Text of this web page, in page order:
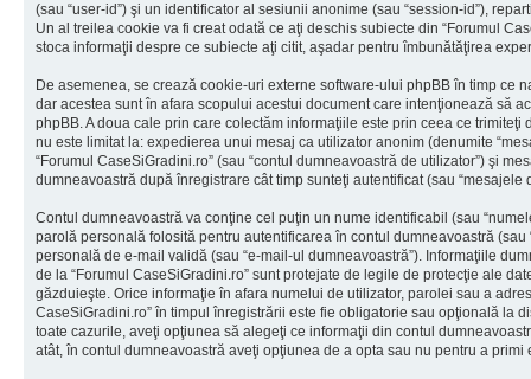
(sau “user-id”) şi un identificator al sesiunii anonime (sau “session-id”),
Un al treilea cookie va fi creat odată ce aţi deschis subiecte din “Forumul
stoca informaţii despre ce subiecte aţi citit, aşadar pentru îmbunătăţirea
De asemenea, se crează cookie-uri externe software-ului phpBB în timp ce
dar acestea sunt în afara scopului acestui document care intenţionează să
phpBB. A doua cale prin care colectăm informaţiile este prin ceea ce trimiteţi
nu este limitat la: expedierea unui mesaj ca utilizator anonim (denumite
“Forumul CaseSiGradini.ro” (sau “contul dumneavoastră de utilizator”) şi
dumneavoastră după înregistrare cât timp sunteţi autentificat (sau “mesajele
Contul dumneavoastră va conţine cel puţin un nume identificabil (sau
parolă personală folosită pentru autentificarea în contul dumneavoastră (sau
personală de e-mail validă (sau “e-mail-ul dumneavoastră”). Informaţiile
de la “Forumul CaseSiGradini.ro” sunt protejate de legile de protecţie ale
găzduieşte. Orice informaţie în afara numelui de utilizator, parolei sau a
CaseSiGradini.ro” în timpul înregistrării este fie obligatorie sau opţională la
toate cazurile, aveţi opţiunea să alegeţi ce informaţii din contul
atât, în contul dumneavoastră aveţi opţiunea de a opta sau nu pentru a